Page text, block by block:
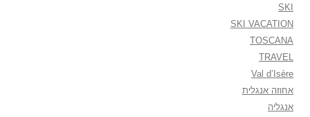
SKI
SKI VACATION
TOSCANA
TRAVEL
Val d’Isère
אחוזה אנגלית
אנגליה